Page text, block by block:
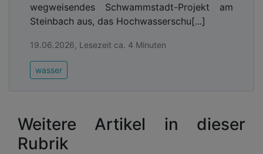
wegweisendes Schwammstadt-Projekt am
Steinbach aus, das Hochwasserschu[...]
19.06.2026, Lesezeit ca. 4 Minuten
wasser
Weitere Artikel in dieser
Rubrik